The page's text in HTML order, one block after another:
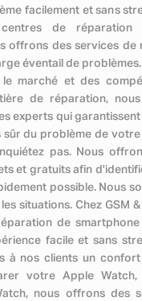
facilement et sans
de réparation
offrons des services
éventail de
marché et des
de réparation,
experts qui garantissent
sûr du problème de
pas. Nous
et gratuits afin
possible. Nous
situations. Chez GSM
de
facile et sans
à nos clients un
votre Apple
nous offrons des